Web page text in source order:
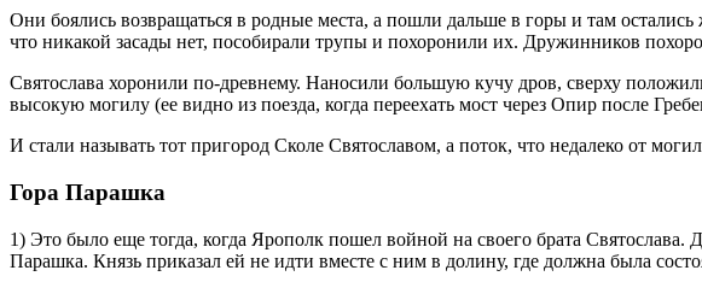
Они боялись возвращаться в родные места, а пошли дальше в горы и там
что никакой засады нет, пособирали трупы и похоронили их. Дружинников
Святослава хоронили по-древнему. Наносили большую кучу дров, сверху
высокую могилу (ее видно из поезда, когда переехать мост через Опир после
И стали называть тот пригород Сколе Святославом, а поток, что недалеко от
Гора Парашка
1) Это было еще тогда, когда Ярополк пошел войной на своего брата
Парашка. Князь приказал ей не идти вместе с ним в долину, где должна была